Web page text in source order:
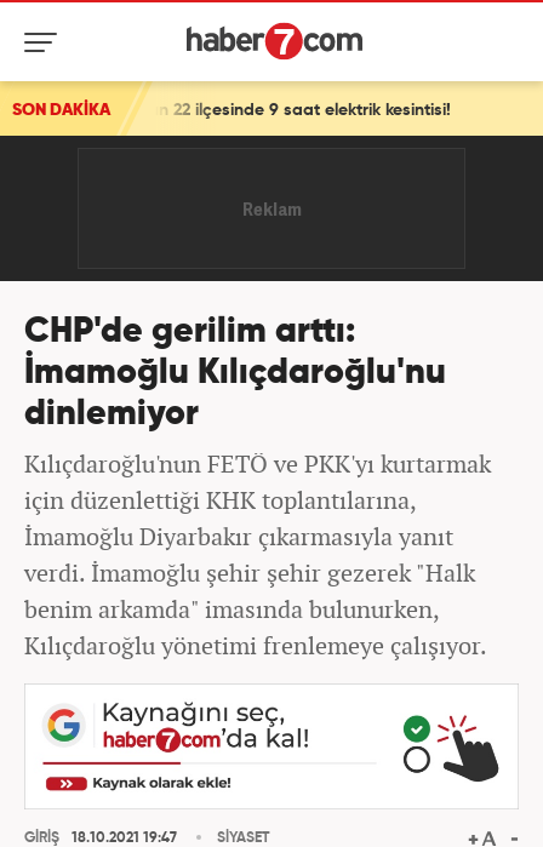
SON DAKİKA
ilçesinde 9 saat elektrik kesintisi!
CHP'de gerilim arttı:
İmamoğlu Kılıçdaroğlu'nu
dinlemiyor
Kılıçdaroğlu'nun FETÖ ve PKK'yı kurtarmak
için düzenlettiği KHK toplantılarına,
İmamoğlu Diyarbakır çıkarmasıyla yanıt
verdi. İmamoğlu şehir şehir gezerek "Halk
benim arkamda" imasında bulunurken,
Kılıçdaroğlu yönetimi frenlemeye çalışıyor.
GİRİŞ
18.10.2021 19:47
SİYASET